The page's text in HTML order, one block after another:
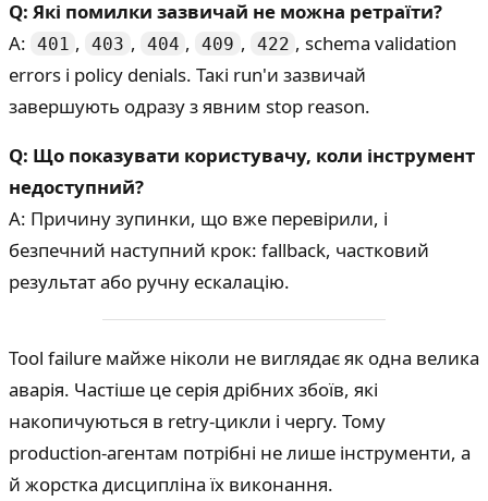
Q: Які помилки зазвичай не можна ретраїти?
A: 401 , 403 , 404 , 409 , 422 , schema validation
errors і policy denials. Такі run'и зазвичай
завершують одразу з явним stop reason.
Q: Що показувати користувачу, коли інструмент
недоступний?
A: Причину зупинки, що вже перевірили, і
безпечний наступний крок: fallback, частковий
результат або ручну ескалацію.
Tool failure майже ніколи не виглядає як одна велика
аварія. Частіше це серія дрібних збоїв, які
накопичуються в retry-цикли і чергу. Тому
production-агентам потрібні не лише інструменти, а
й жорстка дисципліна їх виконання.